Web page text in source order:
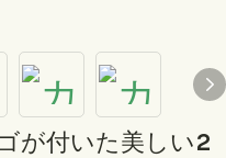
が付いた美しい2